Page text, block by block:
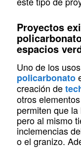
Proyectos
espacios
Uno de los
policarbonato
creación de
otros
permiten que
pero al mismo
inclemencias
o el granizo.